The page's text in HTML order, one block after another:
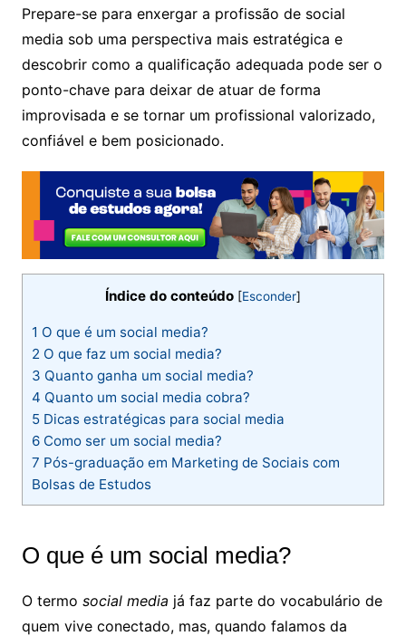
Prepare-se para enxergar a profissão de social
media sob uma perspectiva mais estratégica e
descobrir como a qualificação adequada pode ser o
ponto-chave para deixar de atuar de forma
improvisada e se tornar um profissional valorizado,
confiável e bem posicionado.
Índice do conteúdo [Esconder]
1 O que é um social media?
2 O que faz um social media?
3 Quanto ganha um social media?
4 Quanto um social media cobra?
5Dicas estratégicas para social media
6Como ser um social media?
7 Pós-graduação em Marketing de Sociais com
Bolsas de Estudos
O que é um social media?
O termo social media já faz parte do vocabulário de
quem vive conectado, mas, quando falamos da